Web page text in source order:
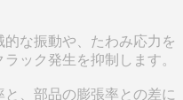
な振動や、たわみ応力を
ック発生を抑制します。
、部品の膨張率との差に